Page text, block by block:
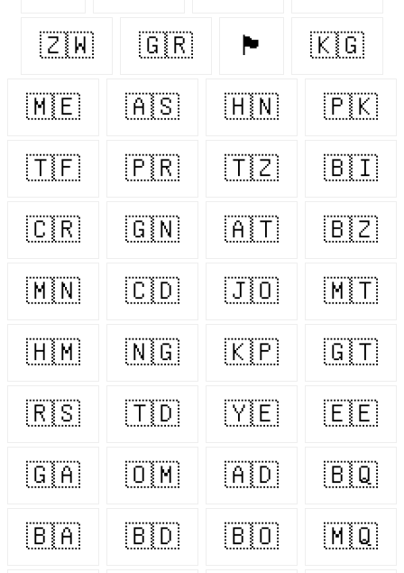
🇿🇼 🇬🇷 🏴󠁧󠁢󠁳󠁣󠁴󠁿 🇰🇬
🇲🇪 🇦🇸 🇭🇳 🇵🇰
🇹🇫 🇵🇷 🇹🇿 🇧🇮
🇨🇷 🇬🇳 🇦🇹 🇧🇿
🇲🇳 🇨🇩 🇯🇴 🇲🇹
🇭🇲 🇳🇬 🇰🇵 🇬🇹
🇷🇸 🇹🇩 🇾🇪 🇪🇪
🇬🇦 🇴🇲 🇦🇩 🇧🇶
🇧🇦 🇧🇩 🇧🇴 🇲🇶